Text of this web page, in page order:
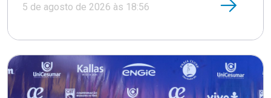
5 de agosto de 2026 às 18:56